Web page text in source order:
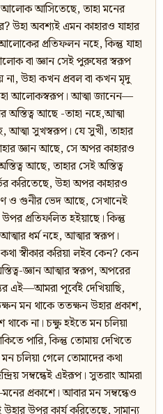
আলোক আসিতেছে, তাহা মনের
উহা অবশ্যই এমন কাহারও যাহার
প্রতিফলন নহে, কিন্তু যাহা
বা জ্ঞান সেই পুরুষের স্বরূপ
না, উহা কখন প্রবল বা কখন মৃদু
আলোকস্বরূপ। আত্মা জানেন—
অস্তিত্ব আছে -তাহা নহে,আত্মা
আত্মা সুখস্বরূপ। যে সুখী, তাহার
জ্ঞান আছে, সে অপর কাহারও
আছে, তাহার সেই অস্তিত্ব
করিতেছে, উহা অপর কাহারও
ও গুনীর ভেদ আছে, সেখানেই
প্রতিফলিত হইয়াছে। কিন্তু
ধর্ম নহে, আত্মার স্বরূপ।
স্বীকার করিয়া লইব কেন? কেন
জ্ঞান আত্মার স্বরূপ, অপরের
এই—আমরা পূর্বেই দেখিয়াছি,
মন থাকে ততক্ষন উহার প্রকাশ,
না। চক্ষু হইতে মন চলিয়া
পারি, কিন্তু তোমায় দেখিতে
মন চলিয়া গেলে তোমাদের কথা
সম্বন্ধেই এইরূপ। সুতরাং আমরা
প্রকাশে। আবার মন সম্বন্ধেও